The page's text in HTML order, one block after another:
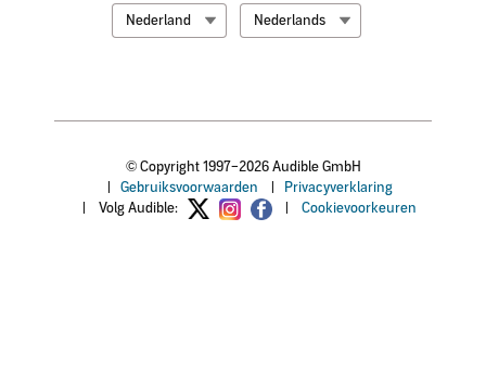
Nederland Nederlands
© Copyright 1997–2026 Audible GmbH
Gebruiksvoorwaarden
Privacyverklaring
Volg Audible: Cookievoorkeuren